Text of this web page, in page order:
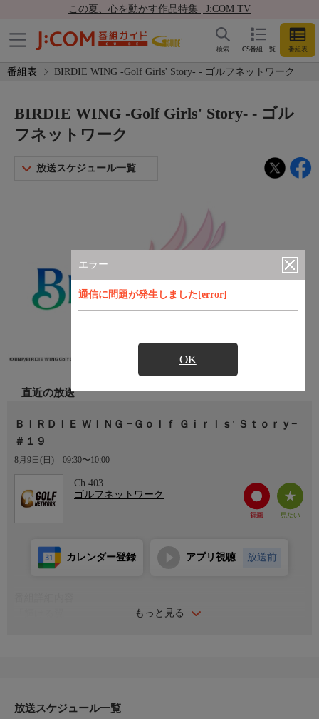
この夏、心を動かす作品特集 | J:COM TV
CS番組一覧 番組表
検索
番組表 BIRDIE WING -Golf Girls' Story- - ゴルフネットワーク
エラー
通信に問題が発生しました[error]
OK
BIRDIE WING -Golf Girls' Story- - ゴル
フネットワーク
放送スケジュール一覧
直近の放送
ＢＩＲＤＩＥ ＷＩＮＧ −Ｇｏｌｆ Ｇｉｒｌｓ' Ｓｔｏｒｙ−
＃１９
8月9日(日) 09:30〜10:00
Ch.403
ゴルフネットワーク
もっと見る
カレンダー登録 アプリ視聴 放送前
放送スケジュール一覧